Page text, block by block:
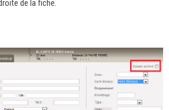
de la fiche.